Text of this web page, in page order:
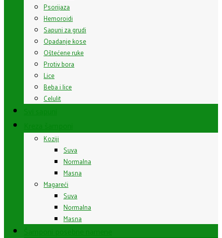
Psorijaza
Hemoroidi
Sapuni za grudi
Opadanje kose
Oštećene ruke
Protiv bora
Lice
Beba i lice
Celulit
Koziji
Suva
Normalna
Masna
Magareći
Suva
Normalna
Masna